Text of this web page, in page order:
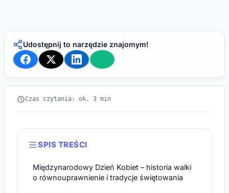
Udostępnij to narzędzie znajomym!
Czas czytania: ok. 3 min
SPIS TREŚCI
Międzynarodowy Dzień Kobiet – historia walki
o równouprawnienie i tradycje świętowania